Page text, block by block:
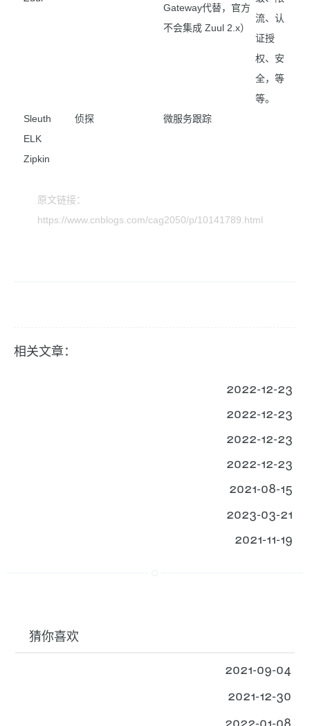
Gateway代替，官方
不会集成 Zuul 2.x）
流、认
证授
权、安
全，等
等。
Sleuth
侦探
微服务跟踪
ELK
Zipkin
原文链接：
https://www.cnblogs.com/cag2050/p/10141789.html
相关文章：
2022-12-23
2022-12-23
2022-12-23
2022-12-23
2021-08-15
2023-03-21
2021-11-19
猜你喜欢
2021-09-04
2021-12-30
2022-01-08